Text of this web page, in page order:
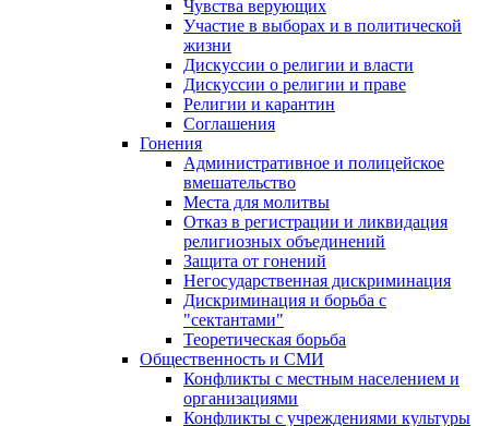
Чувства верующих
Участие в выборах и в политической
жизни
Дискуссии о религии и власти
Дискуссии о религии и праве
Религии и карантин
Соглашения
Гонения
Административное и полицейское
вмешательство
Места для молитвы
Отказ в регистрации и ликвидация
религиозных объединений
Защита от гонений
Негосударственная дискриминация
Дискриминация и борьба с
"сектантами"
Теоретическая борьба
Общественность и СМИ
Конфликты с местным населением и
организациями
Конфликты с учреждениями культуры